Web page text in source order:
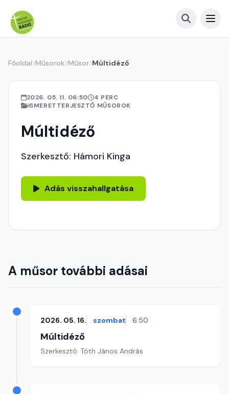
Főoldal Műsorok Műsor Múltidéző
2026. 05. 11. 06:50
4 PERC
ISMERETTERJESZTŐ MŰSOROK
Múltidéző
Szerkesztő: Hámori Kinga
Adás visszahallgatása
A műsor további adásai
2026. 05. 16. szombat 6:50
Múltidéző
Szerkesztő: Tóth János András